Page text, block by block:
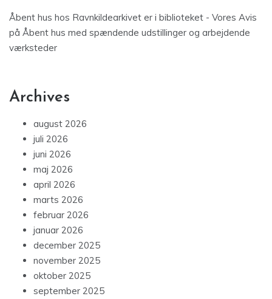
Åbent hus hos Ravnkildearkivet er i biblioteket - Vores Avis
på Åbent hus med spændende udstillinger og arbejdende
værksteder
Archives
august 2026
juli 2026
juni 2026
maj 2026
april 2026
marts 2026
februar 2026
januar 2026
december 2025
november 2025
oktober 2025
september 2025